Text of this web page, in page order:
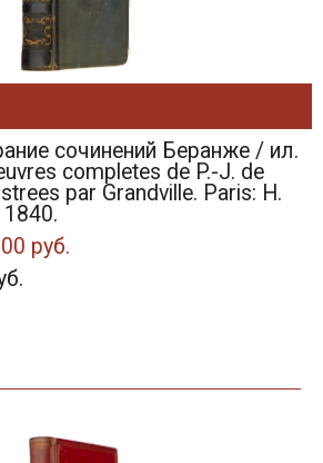
сочинений Беранже / ил.
completes de P.-J. de
par Grandville. Paris: H.
1840.
руб.